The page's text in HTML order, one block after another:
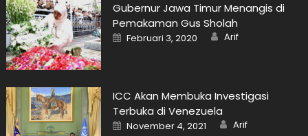
Gubernur Jawa Timur Menangis di
Pemakaman Gus Sholah
Posted
on
Februari 3, 2020 Author
Arif
ICC Akan Membuka Investigasi
Terbuka di Venezuela
Posted
on
November 4, 2021 Author
Arif